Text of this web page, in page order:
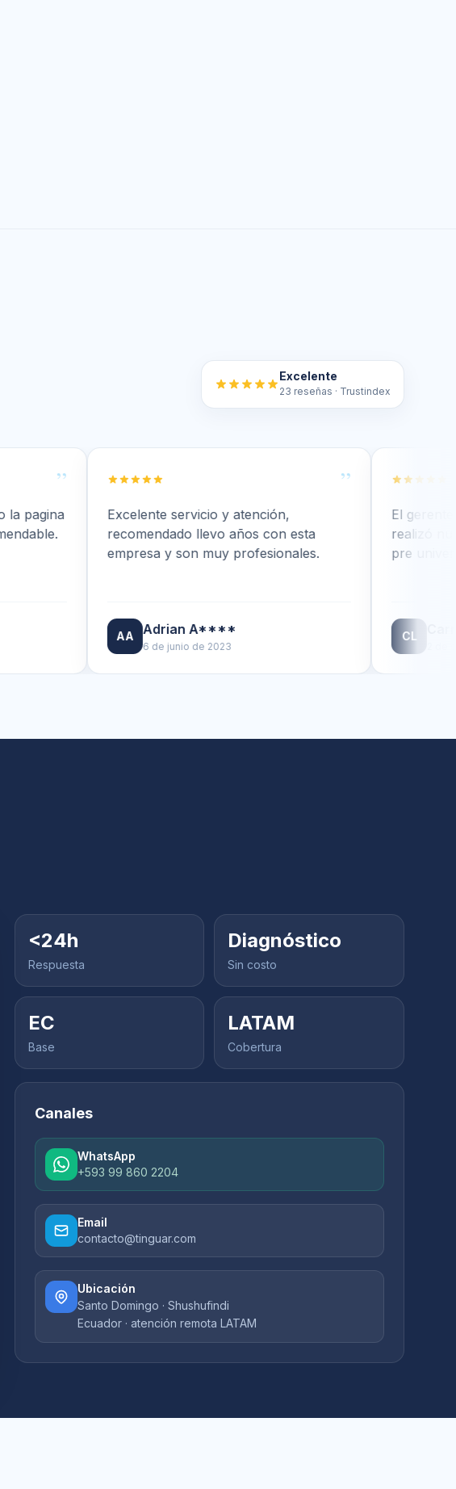
Excelente
23 reseñas · Trustindex
Excelente servicio y atención,
recomendado llevo años con esta
empresa y son muy profesionales.
Adrian A****
6 de junio de 2023
El gerente
realizó nuestra
pre universitario.. 10
Carranza
2 de septiembre
<24h
Respuesta
Diagnóstico
Sin costo
EC
Base
LATAM
Cobertura
Canales
WhatsApp
+593 99 860 2204
Email
contacto@tinguar.com
Ubicación
Santo Domingo · Shushufindi
Ecuador · atención remota LATAM